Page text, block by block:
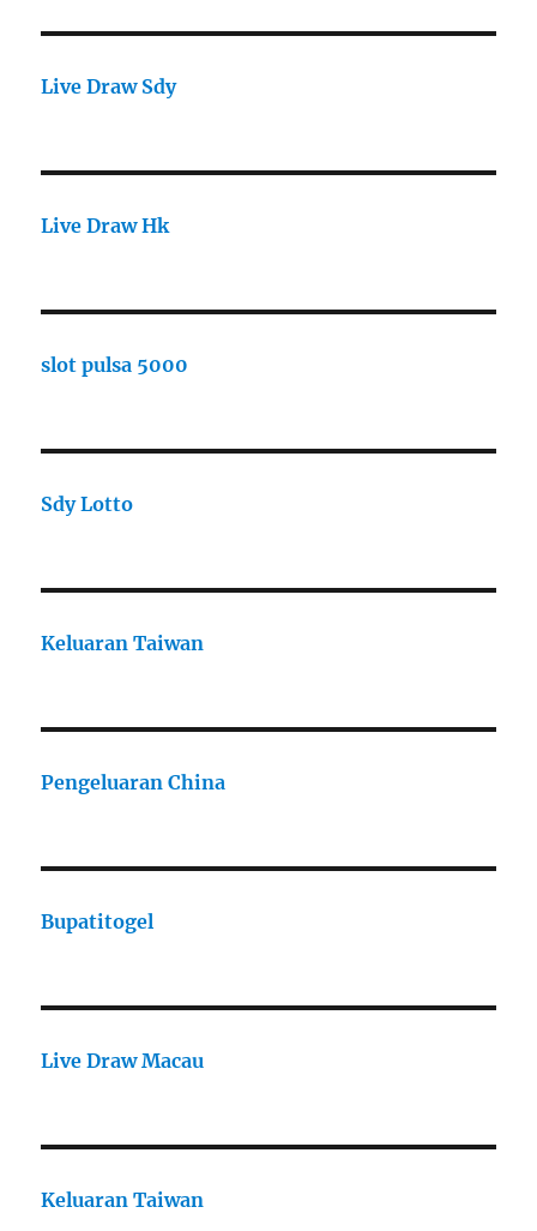
Live Draw Sdy
Live Draw Hk
slot pulsa 5000
Sdy Lotto
Keluaran Taiwan
Pengeluaran China
Bupatitogel
Live Draw Macau
Keluaran Taiwan